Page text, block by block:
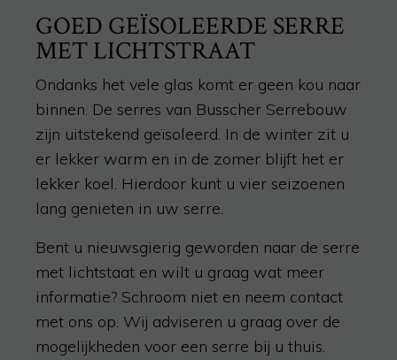
GOED GEÏSOLEERDE SERRE
MET LICHTSTRAAT
Ondanks het vele glas komt er geen kou naar
binnen. De serres van Busscher Serrebouw
zijn uitstekend geïsoleerd. In de winter zit u
er lekker warm en in de zomer blijft het er
lekker koel. Hierdoor kunt u vier seizoenen
lang genieten in uw serre.
Bent u nieuwsgierig geworden naar de serre
met lichtstaat en wilt u graag wat meer
informatie? Schroom niet en neem contact
met ons op. Wij adviseren u graag over de
mogelijkheden voor een serre bij u thuis.